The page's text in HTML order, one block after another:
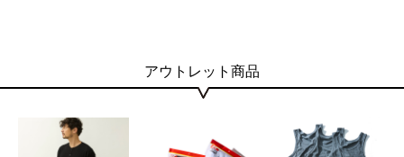
アウトレット商品